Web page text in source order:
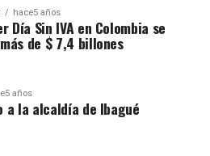
hace5 años
Día Sin IVA en Colombia se
de $ 7,4 billones
años
a la alcaldía de Ibagué